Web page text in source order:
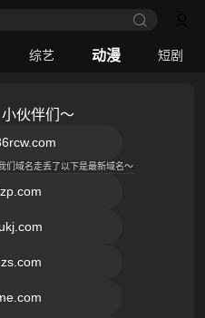
综艺 动漫 短剧
伙伴们～
们域名走丢了以下是最新域名～